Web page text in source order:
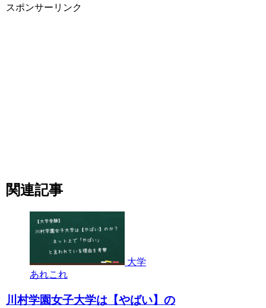
スポンサーリンク
関連記事
大学
あれこれ
川村学園女子大学は【やばい】の